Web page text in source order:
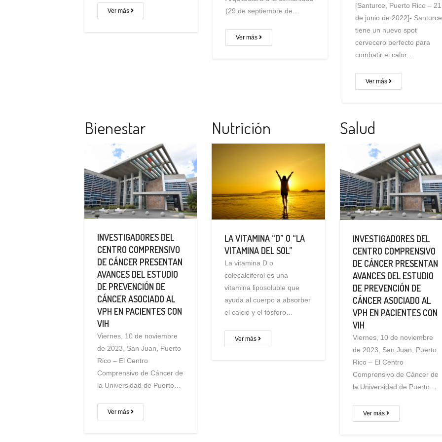
Ver más
(29 de septiembre de…
Ver más
[Santurce, Puerto Rico – 21
de junio de 2022]- Santurce
tiene un nuevo spot
cervecero perfecto para
combatir el calor…
Ver más
Bienestar
INVESTIGADORES DEL
CENTRO COMPRENSIVO
DE CÁNCER PRESENTAN
AVANCES DEL ESTUDIO
DE PREVENCIÓN DE
CÁNCER ASOCIADO AL
VPH EN PACIENTES CON
VIH
Viernes, 10 de noviembre
de 2023, San Juan, Puerto
Rico – El Centro
Comprensivo de Cáncer de
la Universidad de Puerto…
Ver más
Nutrición
LA VITAMINA “D” O “LA
VITAMINA DEL SOL”
La vitamina D o
colecalciferol es una
vitamina liposoluble que
ayuda al cuerpo a absorber
el calcio y el fósforo…
Ver más
Salud
INVESTIGADORES DEL
CENTRO COMPRENSIVO
DE CÁNCER PRESENTAN
AVANCES DEL ESTUDIO
DE PREVENCIÓN DE
CÁNCER ASOCIADO AL
VPH EN PACIENTES CON
VIH
Viernes, 10 de noviembre
de 2023, San Juan, Puerto
Rico – El Centro
Comprensivo de Cáncer de
la Universidad de Puerto…
Ver más